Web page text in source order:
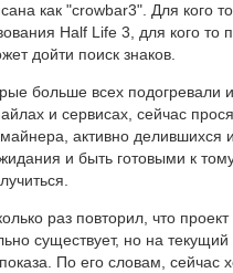
как "crowbar3". Для кого
Half Life 3, для кого то
дойти поиск знаков.
больше всех подогревали
и сервисах, сейчас
активно
и быть готовыми к
раз повторил, что
существует, но на
По его словам, сейчас